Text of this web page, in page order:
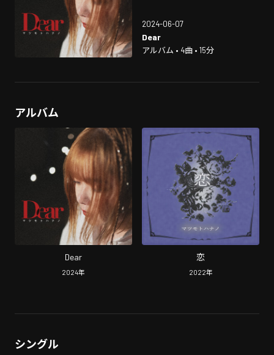
2024-06-07
Dear
アルバム • 4曲 • 15分
アルバム
Dear
2024年
恋
2022年
シングル